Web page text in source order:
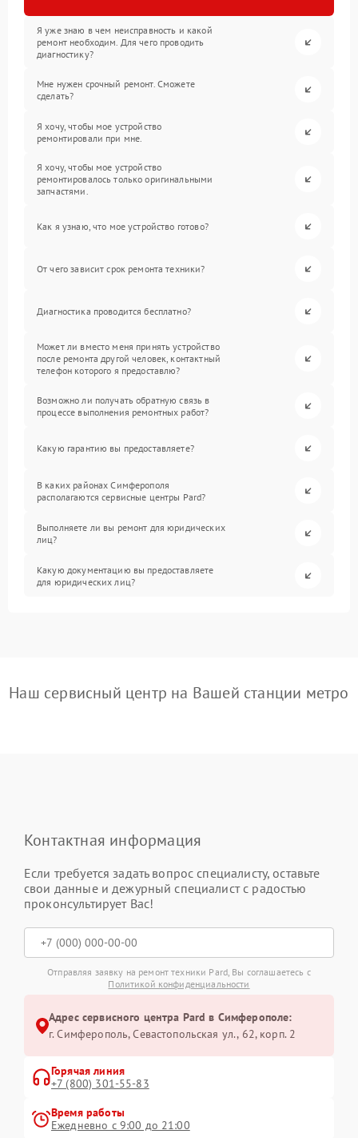
Я уже знаю в чем неисправность и какой
ремонт необходим. Для чего проводить
диагностику?
Мне нужен срочный ремонт. Сможете
сделать?
Я хочу, чтобы мое устройство
ремонтировали при мне.
Я хочу, чтобы мое устройство
ремонтировалось только оригинальными
запчастями.
Как я узнаю, что мое устройство готово?
От чего зависит срок ремонта техники?
Диагностика проводится бесплатно?
Может ли вместо меня принять устройство
после ремонта другой человек, контактный
телефон которого я предоставлю?
Возможно ли получать обратную связь в
процессе выполнения ремонтных работ?
Какую гарантию вы предоставляете?
В каких районах Симферополя
располагаются сервисные центры Pard?
Выполняете ли вы ремонт для юридических
лиц?
Какую документацию вы предоставляете
для юридических лиц?
Наш сервисный центр на Вашей станции метро
Контактная информация
Если требуется задать вопрос специалисту, оставьте
свои данные и дежурный специалист с радостью
проконсультирует Вас!
Отправляя заявку на ремонт техники Pard, Вы соглашаетесь с
Политикой конфиденциальности
Адрес сервисного центра Pard в Симферополе:
г. Симферополь, Севастопольская ул., 62, корп. 2
Горячая линия
+7 (800) 301-55-83
Время работы
Ежедневно с 9:00 до 21:00